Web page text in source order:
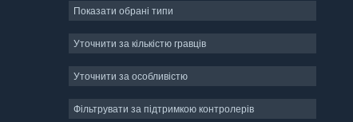
Масова багатокористувацька
Симулятор
Показати обрані типи
Уточнити за кількістю гравців
Уточнити за особливістю
Фільтрувати за підтримкою контролерів